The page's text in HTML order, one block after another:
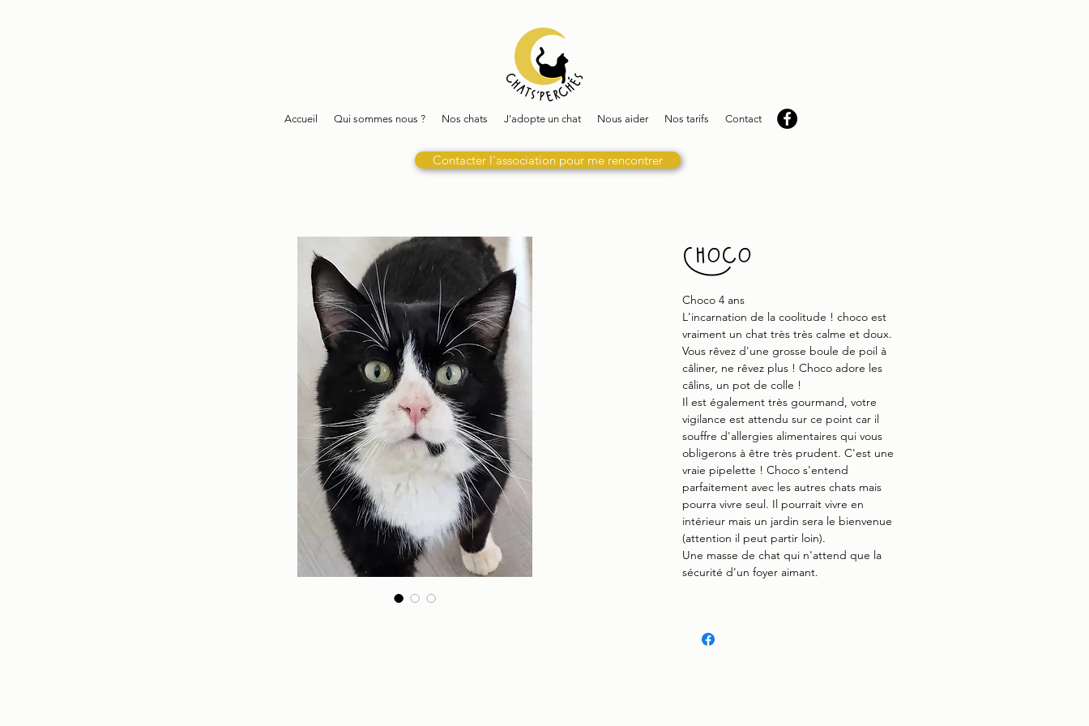
Accueil Qui sommes nous ? Nos chats J'adopte un chat Nous aider Nos tarifs Contact
Contacter l'association pour me rencontrer
Choco
Choco 4 ans
L'incarnation de la coolitude ! choco est
vraiment un chat très très calme et doux.
Vous rêvez d'une grosse boule de poil à
câliner, ne rêvez plus ! Choco adore les
câlins, un pot de colle !
Il est également très gourmand, votre
vigilance est attendu sur ce point car il
souffre d'allergies alimentaires qui vous
obligerons à être très prudent. C'est une
vraie pipelette ! Choco s'entend
parfaitement avec les autres chats mais
pourra vivre seul. Il pourrait vivre en
intérieur mais un jardin sera le bienvenue
(attention il peut partir loin).
Une masse de chat qui n'attend que la
sécurité d'un foyer aimant.